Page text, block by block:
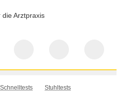
Stuhltests